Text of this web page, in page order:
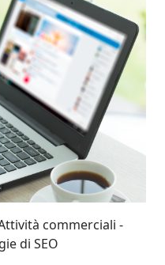
commerciali
di SEO